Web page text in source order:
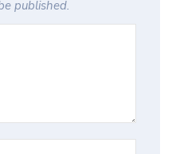
published.